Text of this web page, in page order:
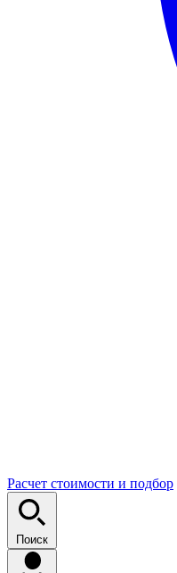
Расчет стоимости и подбор
Поиск